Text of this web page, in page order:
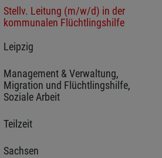
Stellv. Leitung (m/w/d) in der
kommunalen Flüchtlingshilfe
Leipzig
Management & Verwaltung,
Migration und Flüchtlingshilfe,
Soziale Arbeit
Teilzeit
Sachsen